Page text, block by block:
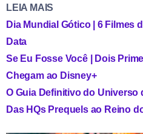
LEIA MAIS
Dia Mundial Gótico | 6 Filmes
Data
Se Eu Fosse Você | Dois
Chegam ao Disney+
O Guia Definitivo do Universo
Das HQs Prequels ao Reino